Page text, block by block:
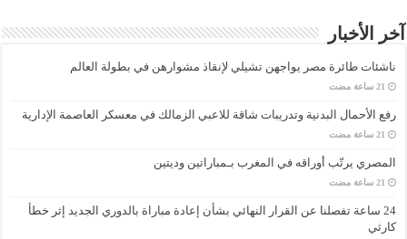
آخر الأخبار
ناشئات طائرة مصر يواجهن تشيلي لإنقاذ مشوارهن في بطولة العالم
رفع الأحمال البدنية وتدريبات شاقة للاعبي الزمالك في معسكر العاصمة الإدارية
المصري يرتّب أوراقه في المغرب بـمباراتين وديتين
24 ساعة تفصلنا عن القرار النهائي بشأن إعادة مباراة بالدوري الجديد إثر خطأ
كارثي